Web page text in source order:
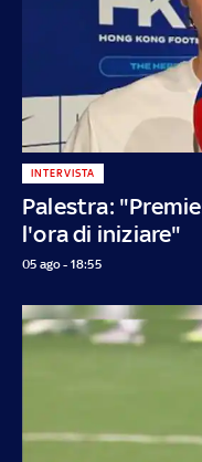
Palestra:
l'ora di iniziare"
INTERVISTA
05 ago - 18:55